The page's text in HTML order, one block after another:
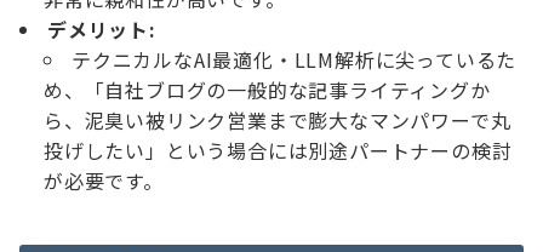
デメリット:
テクニカルなAI最適化・LLM解析に尖っているた
め、「自社ブログの一般的な記事ライティングか
ら、泥臭い被リンク営業まで膨大なマンパワーで丸
投げしたい」という場合には別途パートナーの検討
が必要です。